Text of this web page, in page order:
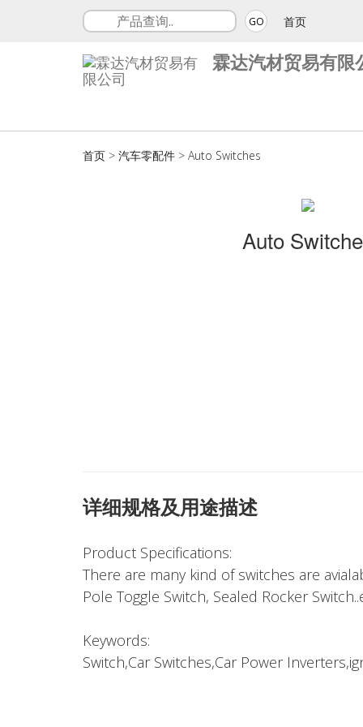
GO 首页
霖达汽材贸易有限
首页 > 汽车零配件 > Auto Switches
Auto
详细规格及用途描述
Product Specifications:
There are many kind of switches are
Pole Toggle Switch, Sealed Rocker
Keywords:
Switch,Car Switches,Car Power